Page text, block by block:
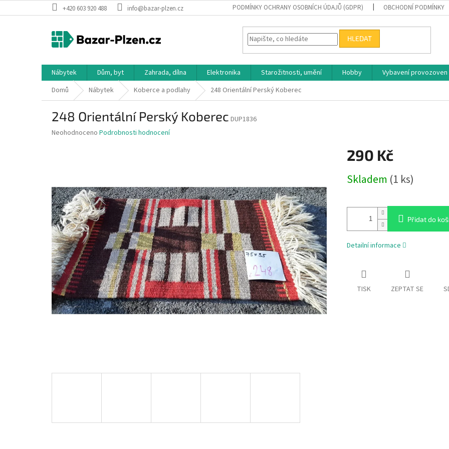
na
+420 603 920 488 info@bazar-plzen.cz PODMÍNKY OCHRANY OSOBNÍCH ÚDAJŮ (GDPR) OBCHODNÍ PODMÍNKY
HLEDAT
Nábytek Dům, byt Zahrada, dílna Elektronika Starožitnosti, umění Hobby Vybavení provozoven
Domů
Nábytek Koberce a podlahy 248 Orientální Perský Koberec
248 Orientální Perský Koberec DUP1836
Průměrné
5
hvězdiček.
Neohodnoceno Podrobnosti hodnocení
290 Kč
cena:
Skladem (1 ks)
Přidat do
Detailní informace
TISK ZEPTAT SE